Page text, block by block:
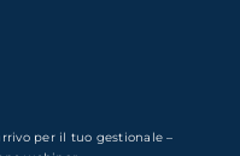
per il tuo gestionale –